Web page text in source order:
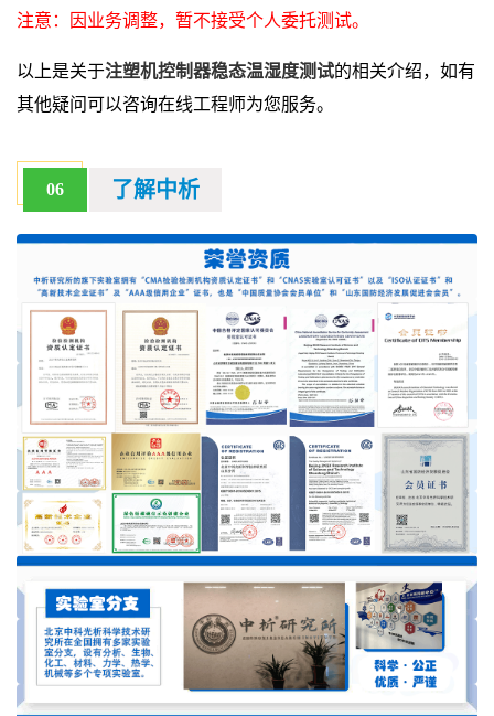
注意：因业务调整，暂不接受个人委托测试。
以上是关于注塑机控制器稳态温湿度测试的相关介绍，如有
其他疑问可以咨询在线工程师为您服务。
06 了解中析